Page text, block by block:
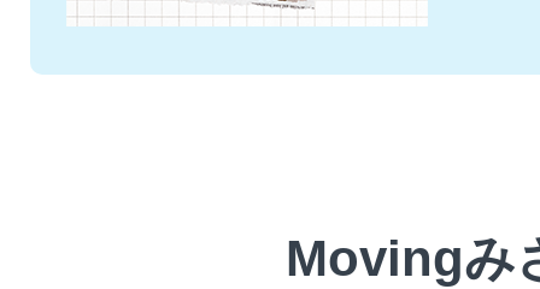
Movingみ